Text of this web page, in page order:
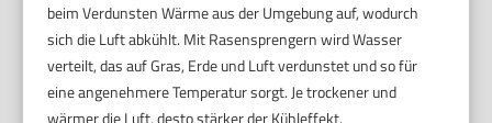
beim Verdunsten Wärme aus der Umgebung auf, wodurch
sich die Luft abkühlt. Mit Rasensprengern wird Wasser
verteilt, das auf Gras, Erde und Luft verdunstet und so für
eine angenehmere Temperatur sorgt. Je trockener und
wärmer die Luft, desto stärker der Kühleffekt.